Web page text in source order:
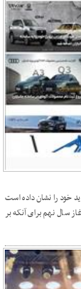
خود را نشان داده است
سال نهم برای آنکه بر